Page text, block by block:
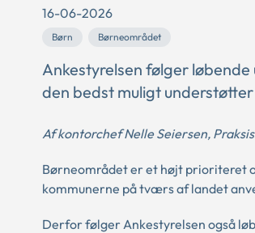
16-06-2026
Børn Børneområdet
Ankestyrelsen følger
den bedst muligt
Af kontorchef Nelle Seiersen,
Børneområdet er et højt prioriteret
kommunerne på tværs af landet
Derfor følger Ankestyrelsen også